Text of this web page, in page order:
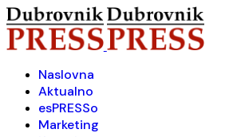
Naslovna
Aktualno
esPRESSo
Marketing